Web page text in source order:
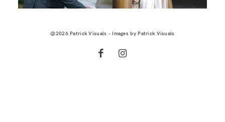
@2026 Patrick Visuals - Images by Patrick Visuals